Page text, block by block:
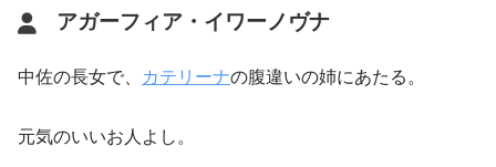
アガーフィア・イワーノヴナ
中佐の長女で、 カテリーナの腹違いの姉にあたる。
元気のいいお人よし。